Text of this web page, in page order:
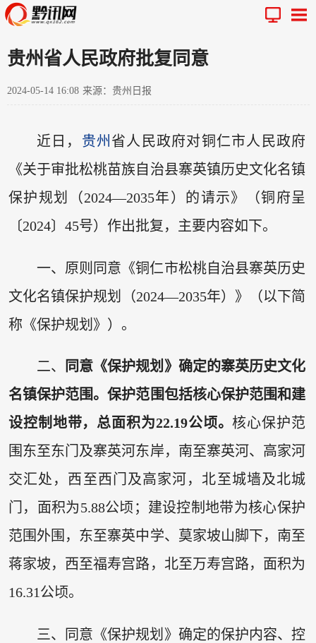
贵州省人民政府批复同意
2024-05-14 16:08 来源：贵州日报
近日， 贵州 省人民政府对铜仁市人民政府
《关于审批松桃苗族自治县寨英镇历史文化名镇
保护规划（2024—2035年）的请示》（铜府呈
〔2024〕45号）作出批复，主要内容如下。
一、原则同意《铜仁市松桃自治县寨英历史
文化名镇保护规划（2024—2035年）》（以下简
称《保护规划》）。
二、
同意《保护规划》确定的寨英历史文化
名镇保护范围。保护范围包括核心保护范围和建
设控制地带，总面积为22.19公顷。 核心保护范
围东至东门及寨英河东岸，南至寨英河、高家河
交汇处，西至西门及高家河，北至城墙及北城
门，面积为5.88公顷；建设控制地带为核心保护
范围外围，东至寨英中学、莫家坡山脚下，南至
蒋家坡，西至福寿宫路，北至万寿宫路，面积为
16.31公顷。
三、同意《保护规划》确定的保护内容、控